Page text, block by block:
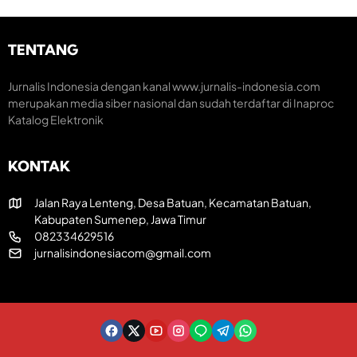
K
e
a
i
f
t
m
H
T
k
e
-
a
R
I
TENTANG
Jurnalis Indonesia dengan kanal www.jurnalis-indonesia.com
merupakan media siber nasional dan sudah terdaftar di Inaproc
Katalog Elektronik
KONTAK
Jalan Raya Lenteng, Desa Batuan, Kecamatan Batuan,
Kabupaten Sumenep, Jawa Timur
082334629516
jurnalisindonesiacom@gmail.com